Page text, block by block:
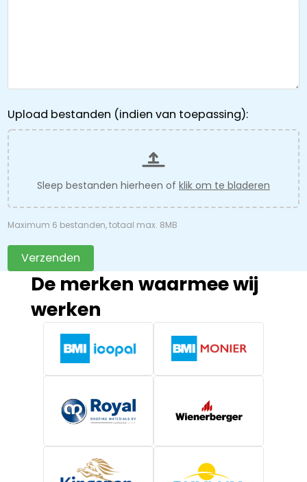
Upload bestanden (indien van toepassing):
Sleep bestanden hierheen of klik om te bladeren
Maximum 6 bestanden, totaal max. 8MB
Verzenden
De merken waarmee wij
werken